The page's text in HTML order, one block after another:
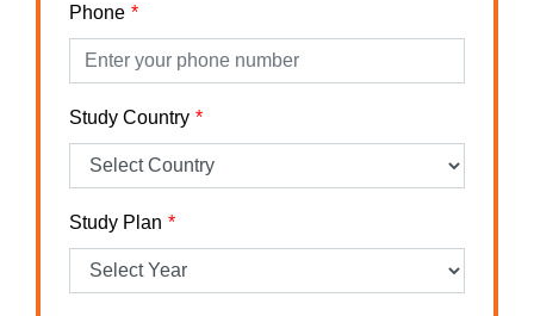
Phone
Study Country
Study Plan